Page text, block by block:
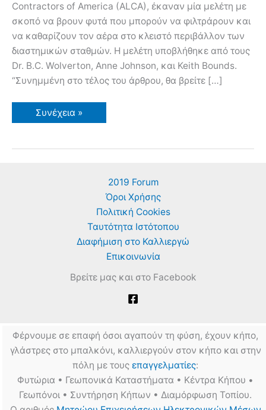
Contractors of America (ALCA), έκαναν μία μελέτη με
σκοπό να βρουν φυτά που μπορούν να φιλτράρουν και
να καθαρίζουν τον αέρα στο κλειστό περιβάλλον των
διαστημικών σταθμών. Η μελέτη υποβλήθηκε από τους
Dr. B.C. Wolverton, Anne Johnson, και Keith Bounds.
“Συνημμένη στο τέλος του άρθρου, θα βρείτε […]
Αυτά
τα
Χώρου
Συνέχεια »
2019 Forum
Όροι Χρήσης
Πολιτική Cookies
Ταυτότητα Ιστότοπου
Διαφήμιση στο Καλλιεργώ
Επικοινωνία
Βρείτε μας και στο Facebook
Φέρνουμε σε επαφή όσοι αγαπούν τη φύση, έχουν κήπο,
γλάστρες στο μπαλκόνι, καλλιεργούν στον κήπο και στην
πόλη με τους επαγγελματίες:
Φυτώρια • Γεωπονικά Καταστήματα • Κέντρα Κήπου •
Γεωπόνοι • Συντήρηση Κήπων • Διαμόρφωση Τοπίου.